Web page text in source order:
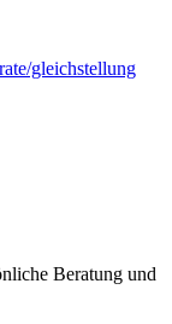
gleichstellung
Beratung und